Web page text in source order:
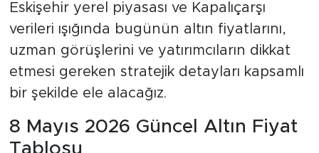
Eskişehir yerel piyasası ve Kapalıçarşı
verileri ışığında bugünün altın fiyatlarını,
uzman görüşlerini ve yatırımcıların dikkat
etmesi gereken stratejik detayları kapsamlı
bir şekilde ele alacağız.
8 Mayıs 2026 Güncel Altın Fiyat
Tablosu